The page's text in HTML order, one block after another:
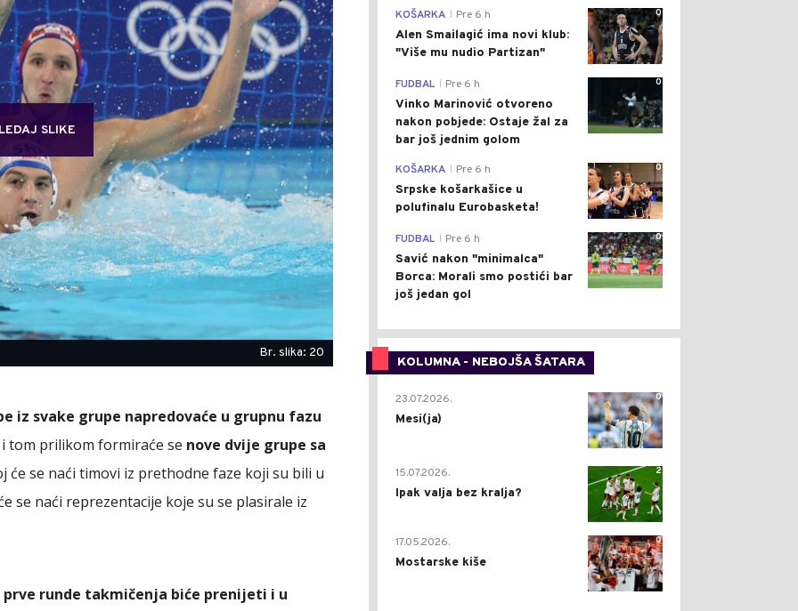
SLIKE
Br. slika: 20
iz svake grupe napredovaće u grupnu fazu
tom prilikom formiraće se nove dvije grupe sa
će se naći timovi iz prethodne faze koji su bili u
se naći reprezentacije koje su se plasirale iz
runde takmičenja biće prenijeti i u
0
KOŠARKA Pre 6 h
Alen Smailagić ima novi klub:
"Više mu nudio Partizan"
0
FUDBAL Pre 6 h
Vinko Marinović otvoreno
nakon pobjede: Ostaje žal za
bar još jednim golom
0
KOŠARKA Pre 6 h
Srpske košarkašice u
polufinalu Eurobasketa!
0
FUDBAL Pre 6 h
Savić nakon "minimalca"
Borca: Morali smo postići bar
još jedan gol
KOLUMNA - NEBOJŠA ŠATARA
0
23.07.2026.
Mesi(ja)
2
15.07.2026.
Ipak valja bez kralja?
0
17.05.2026.
Mostarske kiše